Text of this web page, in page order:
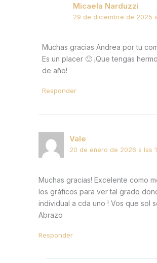
Micaela Narduzzi
29 de diciembre de 2025
Muchas gracias Andrea por tu
Es un placer 🙂 ¡Que tengas
de año!
Responder
Vale
20 de enero de 2026 a las
Muchas gracias! Excelente como
los gráficos para ver tal grado
individual a cda uno ! Vos que sol
Abrazo
Responder